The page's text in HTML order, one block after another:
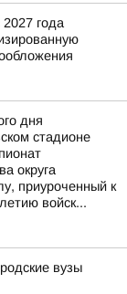
года
дня
стадионе
округа
приуроченный к
войск...
вузы